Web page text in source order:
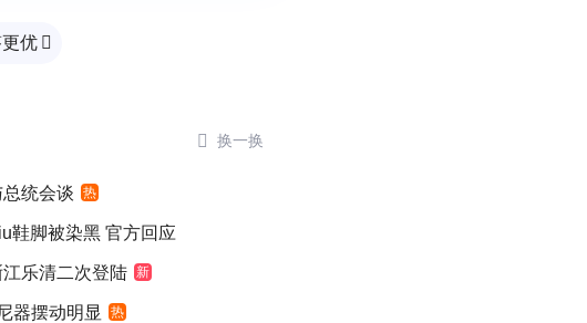
优 
 换一换
统会谈 热
鞋脚被染黑 官方回应
乐清二次登陆 新
器摆动明显 热